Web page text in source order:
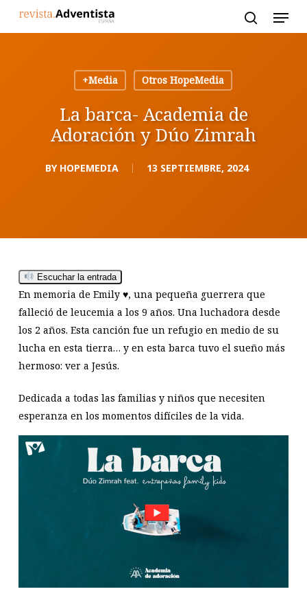
+Media
Otros HopeMedia
La barca- Academia de
Adoración y Dúo Zimrah
BY HOPEMEDIA 13 SEPTIEMBRE, 2024
Escuchar la entrada
En memoria de Emily ♥, una pequeña guerrera que
falleció de leucemia a los 9 años. Una luchadora desde
los 2 años. Esta canción fue un refugio en medio de su
lucha en esta tierra… y en esta barca tuvo el sueño más
hermoso: ver a Jesús.
Dedicada a todas las familias y niños que necesiten
esperanza en los momentos difíciles de la vida.